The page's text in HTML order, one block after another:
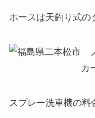
ホースは天釣り式の
スプレー洗車機の料